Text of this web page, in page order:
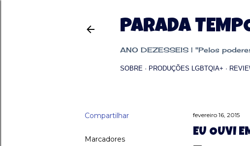
PARADA
ANO DEZESSEIS | "Pelos
SOBRE PRODUÇÕES LGBTQIA+
Compartilhar
Marcadores
fevereiro 16, 2015
EU OUVI